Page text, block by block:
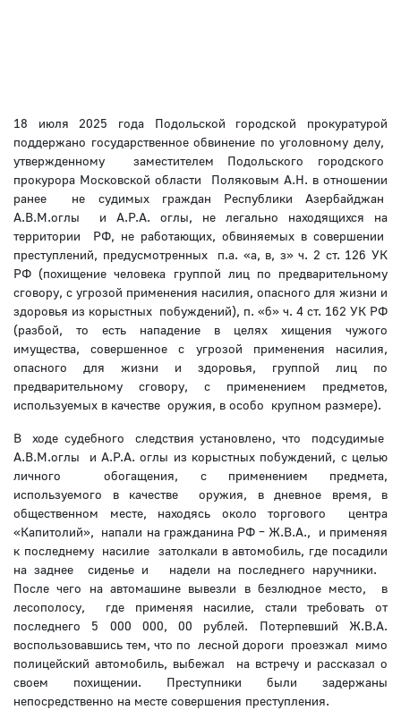
18 июля 2025 года Подольской городской прокуратурой
поддержано государственное обвинение по уголовному делу,
утвержденному заместителем Подольского городского
прокурора Московской области Поляковым А.Н. в отношении
ранее не судимых граждан Республики Азербайджан
А.В.М.оглы и А.Р.А. оглы, не легально находящихся на
территории РФ, не работающих, обвиняемых в совершении
преступлений, предусмотренных п.а. «а, в, з» ч. 2 ст. 126 УК
РФ (похищение человека группой лиц по предварительному
сговору, с угрозой применения насилия, опасного для жизни и
здоровья из корыстных побуждений), п. «б» ч. 4 ст. 162 УК РФ
(разбой, то есть нападение в целях хищения чужого
имущества, совершенное с угрозой применения насилия,
опасного для жизни и здоровья, группой лиц по
предварительному сговору, с применением предметов,
используемых в качестве оружия, в особо крупном размере).
В ходе судебного следствия установлено, что подсудимые
А.В.М.оглы и А.Р.А. оглы из корыстных побуждений, с целью
личного обогащения, с применением предмета,
используемого в качестве оружия, в дневное время, в
общественном месте, находясь около торгового центра
«Капитолий», напали на гражданина РФ – Ж.В.А., и применяя
к последнему насилие затолкали в автомобиль, где посадили
на заднее сиденье и надели на последнего наручники.
После чего на автомашине вывезли в безлюдное место, в
лесополосу, где применяя насилие, стали требовать от
последнего 5 000 000, 00 рублей. Потерпевший Ж.В.А.
воспользовавшись тем, что по лесной дороги проезжал мимо
полицейский автомобиль, выбежал на встречу и рассказал о
своем похищении. Преступники были задержаны
непосредственно на месте совершения преступления.